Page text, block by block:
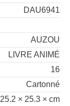
DAU6941
AUZOU
LIVRE ANIMÉ
16
Cartonné
25.2 × 25.3 × cm